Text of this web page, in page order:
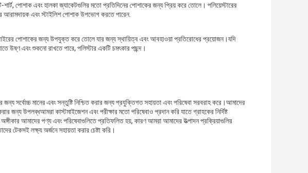
পোশাক এবং হালকা জ্যাকেটগুলির মতো প্রতিদিনের পোশাকের জন্য প্রিয় করে তোলে। পলিয়েস্টারের
আরামদায়ক এবং স্টাইলিশ পোশাক উপভোগ করতে পারেন.
পোশাকের জন্য উপযুক্ত করে তোলে যার জন্য স্থায়িত্ব এবং আবহাওয়া প্রতিরোধের প্রয়োজন।যদি
উষ্ণ এবং শুকনো রাখতে পারে, পলিস্টার একটি চমৎকার পছন্দ।
সর্বোচ্চ মানের এবং সন্তুষ্টি নিশ্চিত করার জন্য প্রযুক্তিগত সহায়তা এবং পরিষেবা সরবরাহ করে।আমাদের
জন্য উপলব্ধআমরা কাস্টমাইজেশন এবং পরীক্ষার মতো পরিষেবাও প্রদান করি যাতে গ্রাহকের নির্দিষ্ট
আমাদের পণ্য এবং পরিষেবাগুলিতে প্রতিফলিত হয়, কারণ আমরা আমাদের উত্পাদন প্রক্রিয়াগুলির
টেকসই লক্ষ্য অর্জনে সহায়তা করার চেষ্টা করি।